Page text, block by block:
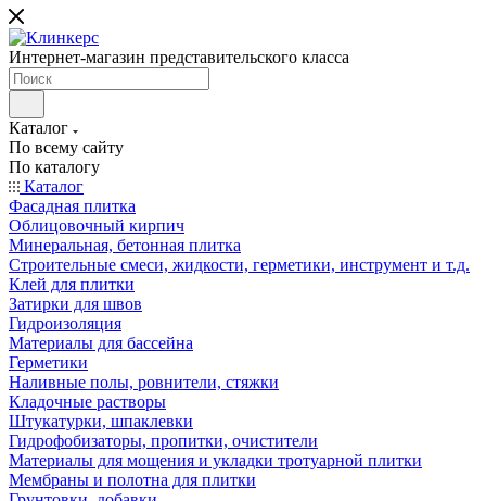
Интернет-магазин представительского класса
Каталог
По всему сайту
По каталогу
Каталог
Фасадная плитка
Облицовочный кирпич
Минеральная, бетонная плитка
Строительные смеси, жидкости, герметики, инструмент и т.д.
Клей для плитки
Затирки для швов
Гидроизоляция
Материалы для бассейна
Герметики
Наливные полы, ровнители, стяжки
Кладочные растворы
Штукатурки, шпаклевки
Гидрофобизаторы, пропитки, очистители
Материалы для мощения и укладки тротуарной плитки
Мембраны и полотна для плитки